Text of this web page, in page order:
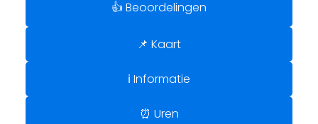
👍 Beoordelingen
📌 Kaart
ℹ️ Informatie
⏰ Uren